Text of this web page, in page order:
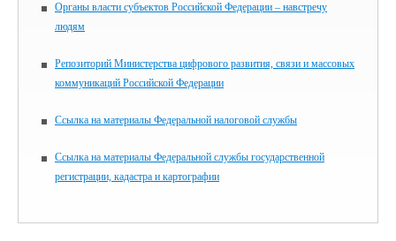
Органы власти субъектов Российской Федерации – навстречу
людям
Репозиторий Министерства цифрового развития, связи и массовых
коммуникаций Российской Федерации
Ссылка на материалы Федеральной налоговой службы
Ссылка на материалы Федеральной службы государственной
регистрации, кадастра и картографии